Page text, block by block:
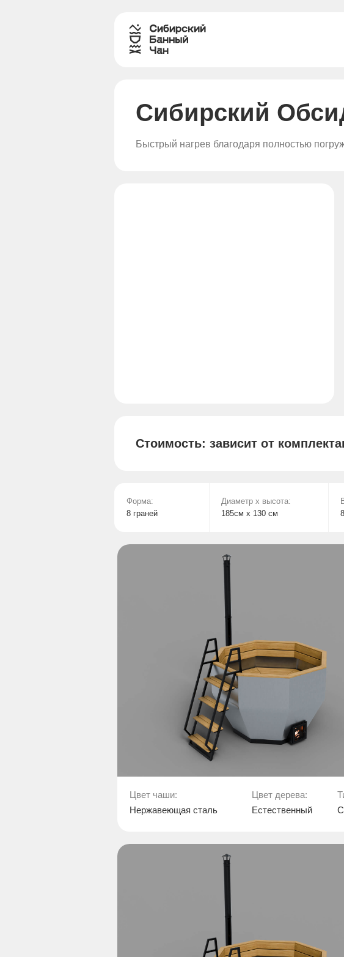
Быстрый нагрев благодаря полностью
Сибирский
Стоимость: зависит от
185см х 130 см
Диаметр х высота:
8 граней
Форма:
Нержавеющая сталь
Цвет дерева:
Естественный
Цвет чаши: